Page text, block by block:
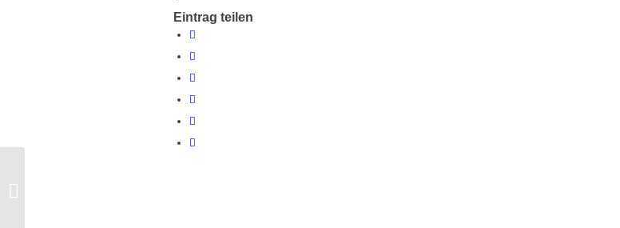
Eintrag teilen